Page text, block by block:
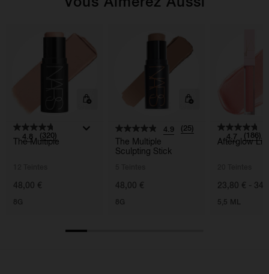
4.8 (320)
The Multiple
48,00 €
8G
4.9 (25)
The Multiple
Sculpting Stick
48,00 €
8G
4.7 (186)
Afterglow
23,80 € -
5,5 ML